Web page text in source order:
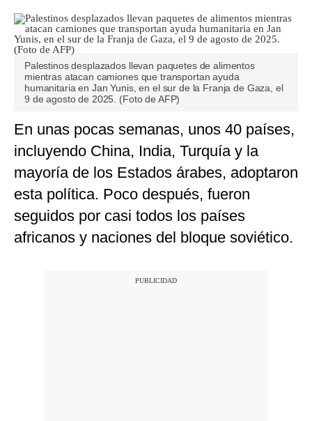
Palestinos desplazados llevan paquetes de alimentos
mientras atacan camiones que transportan ayuda
humanitaria en Jan Yunis, en el sur de la Franja de Gaza, el
9 de agosto de 2025. (Foto de AFP)
En unas pocas semanas, unos 40 países,
incluyendo China, India, Turquía y la
mayoría de los Estados árabes, adoptaron
esta política. Poco después, fueron
seguidos por casi todos los países
africanos y naciones del bloque soviético.